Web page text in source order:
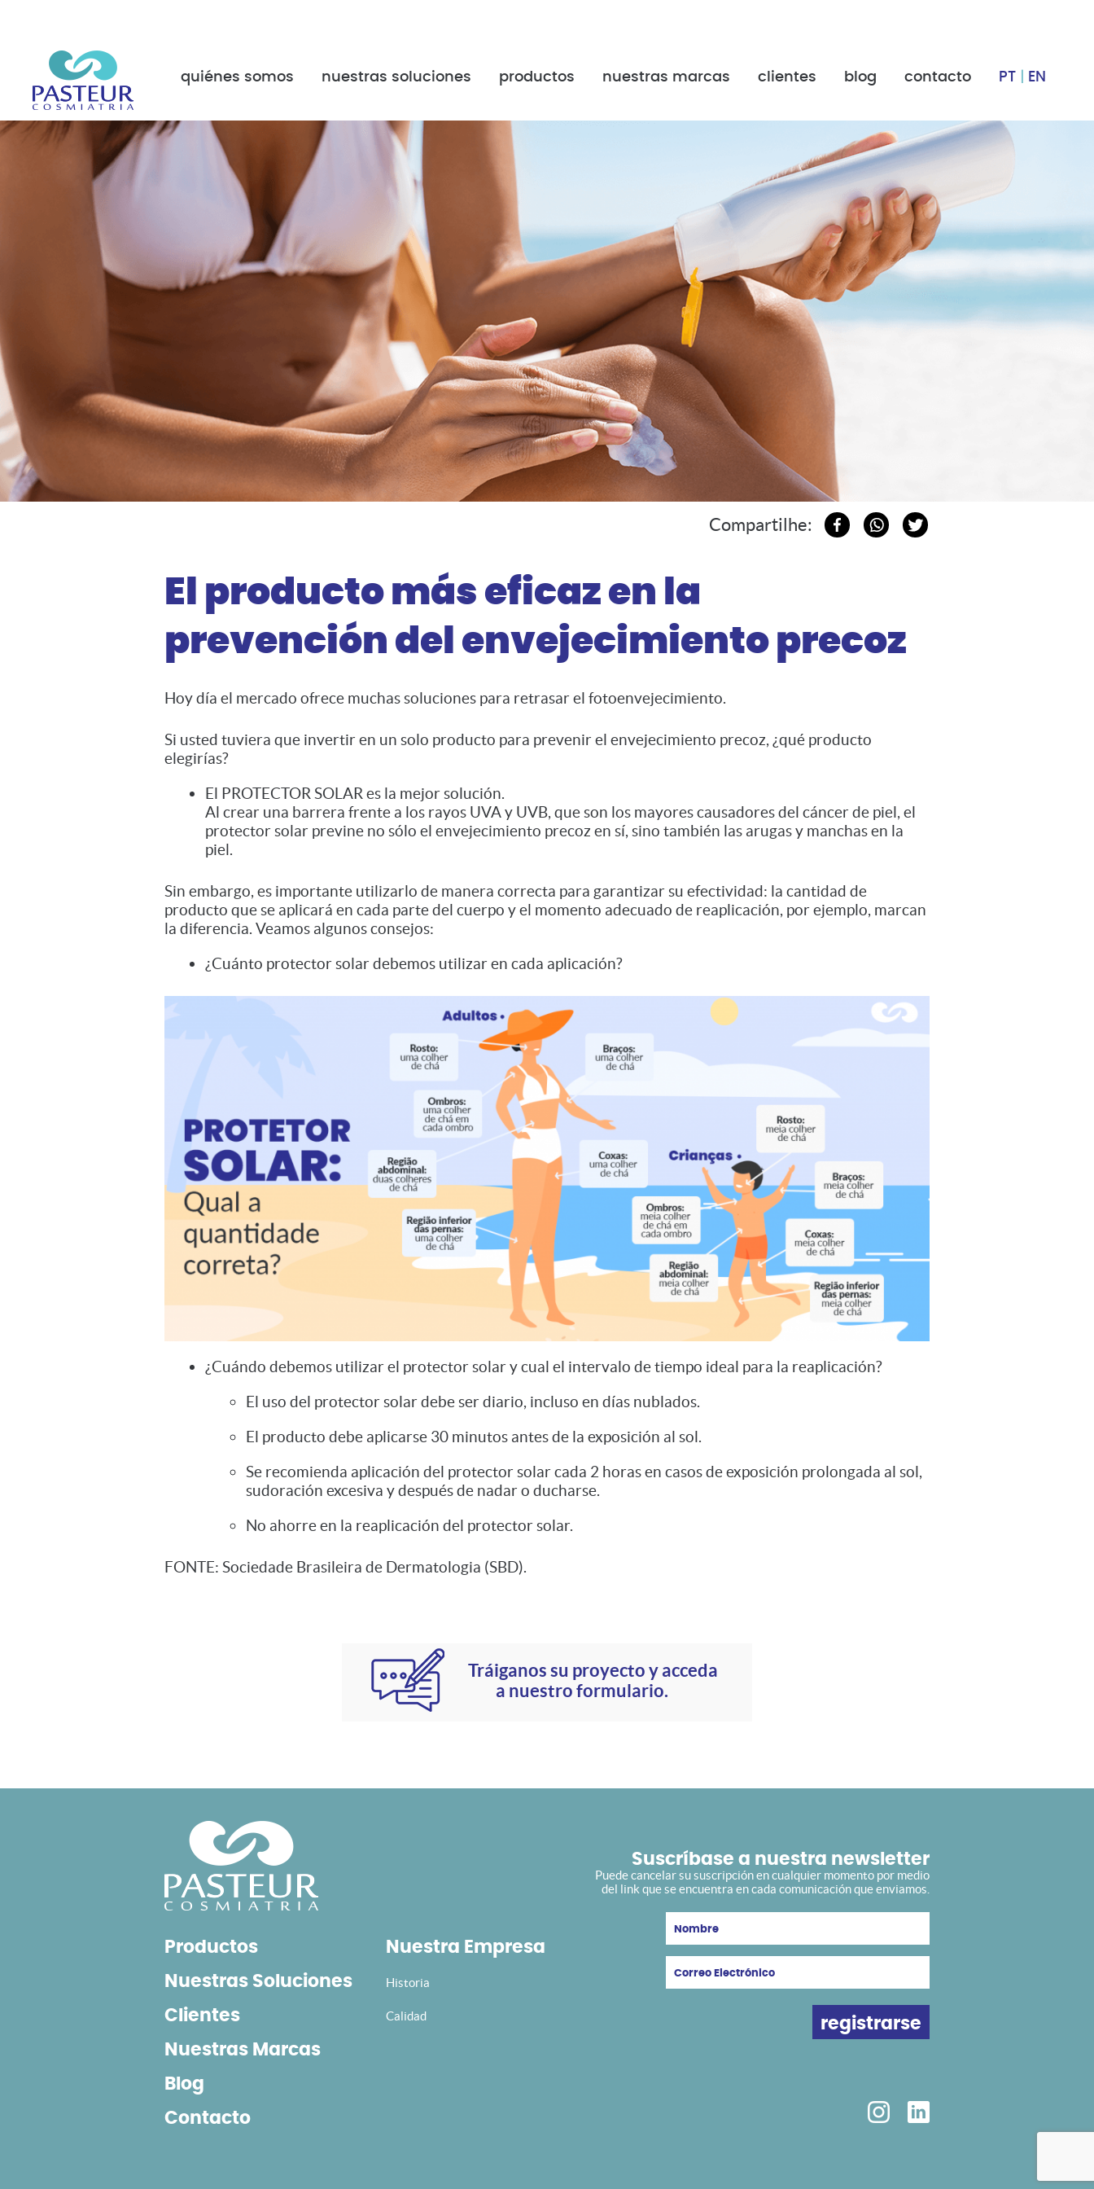
quiénes somos nuestras soluciones productos nuestras marcas clientes blog contacto PT EN
Compartilhe:
El producto más eficaz en la
prevención del envejecimiento precoz
Hoy día el mercado ofrece muchas soluciones para retrasar el fotoenvejecimiento.
Si usted tuviera que invertir en un solo producto para prevenir el envejecimiento precoz, ¿qué producto
elegirías?
El PROTECTOR SOLAR es la mejor solución.
Al crear una barrera frente a los rayos UVA y UVB, que son los mayores causadores del cáncer de piel, el
protector solar previne no sólo el envejecimiento precoz en sí, sino también las arugas y manchas en la
piel.
Sin embargo, es importante utilizarlo de manera correcta para garantizar su efectividad: la cantidad de
producto que se aplicará en cada parte del cuerpo y el momento adecuado de reaplicación, por ejemplo, marcan
la diferencia. Veamos algunos consejos:
¿Cuánto protector solar debemos utilizar en cada aplicación?
¿Cuándo debemos utilizar el protector solar y cual el intervalo de tiempo ideal para la reaplicación?
El uso del protector solar debe ser diario, incluso en días nublados.
El producto debe aplicarse 30 minutos antes de la exposición al sol.
Se recomienda aplicación del protector solar cada 2 horas en casos de exposición prolongada al sol,
sudoración excesiva y después de nadar o ducharse.
No ahorre en la reaplicación del protector solar.
FONTE: Sociedade Brasileira de Dermatologia (SBD).
Tráiganos su proyecto y acceda
a nuestro formulario.
Productos
Nuestras Soluciones
Clientes
Nuestras Marcas
Blog
Contacto
Nuestra Empresa
Historia
Calidad
Suscríbase a nuestra newsletter
Puede cancelar su suscripción en cualquier momento por medio
del link que se encuentra en cada comunicación que enviamos.